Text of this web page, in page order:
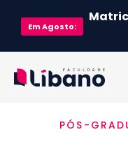
EmAgosto:
EmentaPÓS-